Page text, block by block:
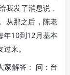
我发了消息说，
从那之后，陈老
年10到12月基本
来。
家解答： 问：台